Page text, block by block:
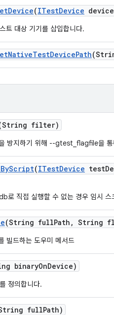
Device(ITestDevice
트 대상 기기를 삽입합니다.
NativeTestDevicePath
filter)
방지하기 위해 --gtest_flagfile을 통
ByScript(ITestDevice test
로 직접 실행할 수 없는 경우 임시
(String fullPath , String
빌드하는 도우미 메서드
binaryOnDevice)
정의합니다.
fullPath)